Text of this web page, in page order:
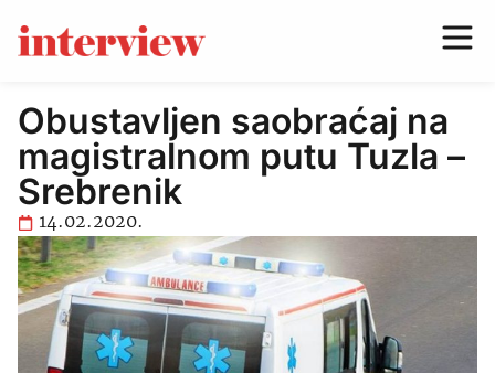
Obustavljen saobraćaj na
magistralnom putu Tuzla –
Srebrenik
14.02.2020.